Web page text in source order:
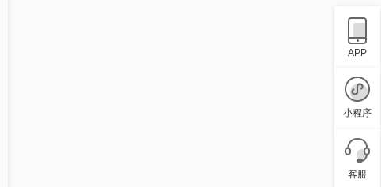
APP
小程序
客服